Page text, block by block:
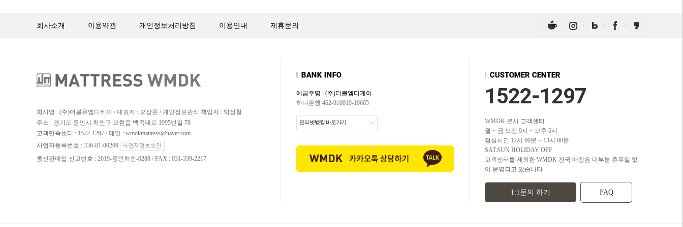
회사소개 이용약관 개인정보처리방침 이용안내 제휴문의
회사명 : (주)더블유엠디케이 / 대표자 : 오상운 / 개인정보관리 책임자 : 박성철
주소 : 경기도 용인시 처인구 모현읍 백옥대로 1995번길 78
고객만족센터 : 1522-1297 / 메일 : wmdkmattress@naver.com
사업자등록번호 : 336-81-00209
통신판매업 신고번호 : 2019-용인처인-0288 / FAX : 031-339-2217
예금주명 : (주)더블엠디케이
하나은행 462-910019-10605
인터넷뱅킹 바로가기
1522-1297
WMDK 본사 고객센터
월 ~ 금 오전 9시 ~ 오후 6시
점심시간 12시 00분 ~ 13시 00분
SAT.SUN HOLIDAY OFF
고객센터를 제외한 WMDK 전국 매장은 대부분 휴무일 없
이 운영되고 있습니다.
1:1문의 하기 FAQ